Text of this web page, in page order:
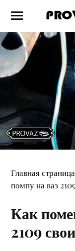
Главная страница
помпу на ваз
Как
2109